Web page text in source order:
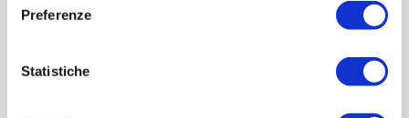
Preferenze
Statistiche